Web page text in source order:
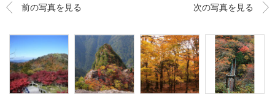
前の写真を見る 次の写真を見る